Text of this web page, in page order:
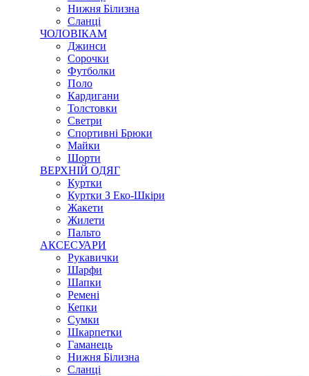
Нижня Білизна
Сланці
ЧОЛОВІКАМ
Джинси
Сорочки
Футболки
Поло
Кардигани
Толстовки
Светри
Спортивні Брюки
Майки
Шорти
ВЕРХНІЙ ОДЯГ
Куртки
Куртки З Еко-Шкіри
Жакети
Жилети
Пальто
АКСЕСУАРИ
Рукавички
Шарфи
Шапки
Ремені
Кепки
Сумки
Шкарпетки
Гаманець
Нижня Білизна
Сланці